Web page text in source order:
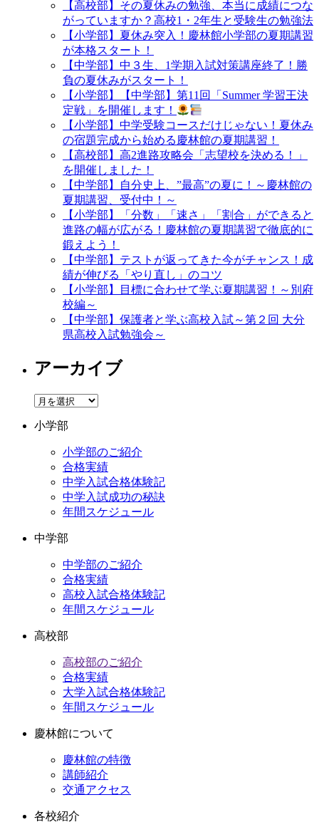
【高校部】その夏休みの勉強、本当に成績につな
がっていますか？高校1・2年生と受験生の勉強法
【小学部】夏休み突入！慶林館小学部の夏期講習
が本格スタート！
【中学部】中３生、1学期入試対策講座終了！勝
負の夏休みがスタート！
【小学部】【中学部】第11回「Summer 学習王決
定戦」を開催します！
【小学部】中学受験コースだけじゃない！夏休み
の宿題完成から始める慶林館の夏期講習！
【高校部】高2進路攻略会「志望校を決める！」
を開催しました！
【中学部】自分史上、”最高”の夏に！～慶林館の
夏期講習、受付中！～
【小学部】「分数」「速さ」「割合」ができると
進路の幅が広がる！慶林館の夏期講習で徹底的に
鍛えよう！
【中学部】テストが返ってきた今がチャンス！成
績が伸びる「やり直し」のコツ
【小学部】目標に合わせて学ぶ夏期講習！～別府
校編～
【中学部】保護者と学ぶ高校入試～第２回 大分
県高校入試勉強会～
アーカイブ
ア
カ
小学部
小学部のご紹介
合格実績
中学入試合格体験記
中学入試成功の秘訣
年間スケジュール
中学部
中学部のご紹介
合格実績
高校入試合格体験記
年間スケジュール
高校部
高校部のご紹介
合格実績
大学入試合格体験記
年間スケジュール
慶林館について
慶林館の特徴
講師紹介
交通アクセス
各校紹介